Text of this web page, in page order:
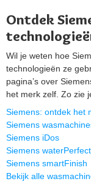
Ontdek
Wil je weten hoe
technologieën ze
pagina’s over
het merk zelf. Zo zie
Siemens: ontdek het
Siemens
Siemens iDos
Siemens
Siemens smartFinish
Bekijk alle